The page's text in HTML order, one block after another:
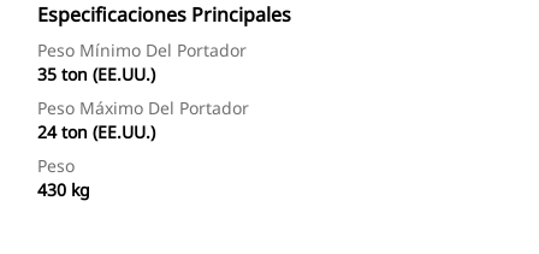
Especificaciones Principales
Peso Mínimo Del Portador
35 ton (EE.UU.)
Peso Máximo Del Portador
24 ton (EE.UU.)
Peso
430 kg